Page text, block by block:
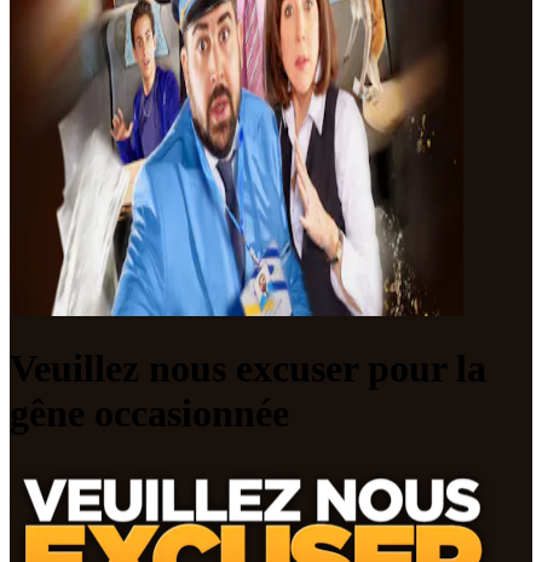
Veuillez nous excuser pour la
gêne occasionnée